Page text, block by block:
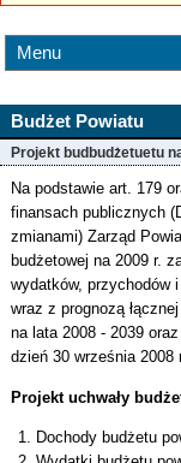
Budżet Powiatu
Projekt budbudżetuetu
Na podstawie art. 179
finansach publicznych
zmianami) Zarząd
budżetowej na 2009 r.
wydatków, przychodów
wraz z prognozą
na lata 2008 - 2039
dzień 30 września 2008
Projekt uchwały
Dochody budżetu